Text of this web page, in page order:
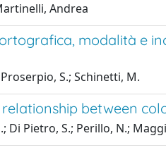
Andrea
modalità e
S.; Schinetti, M.
between
Di Pietro, S.; Perillo, N.;